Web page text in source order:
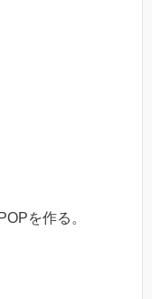
を作る。